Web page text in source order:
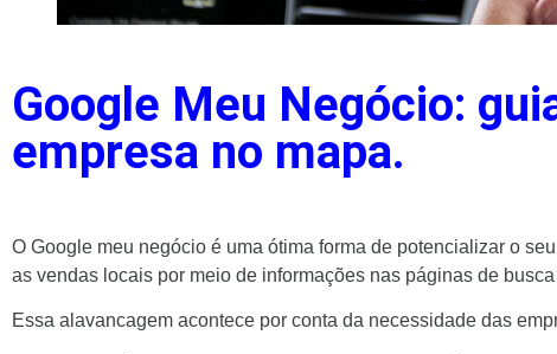
Google Meu Negócio:
empresa no mapa.
O Google meu negócio é uma ótima forma de potencializar o
as vendas locais por meio de informações nas páginas de
Essa alavancagem acontece por conta da necessidade das